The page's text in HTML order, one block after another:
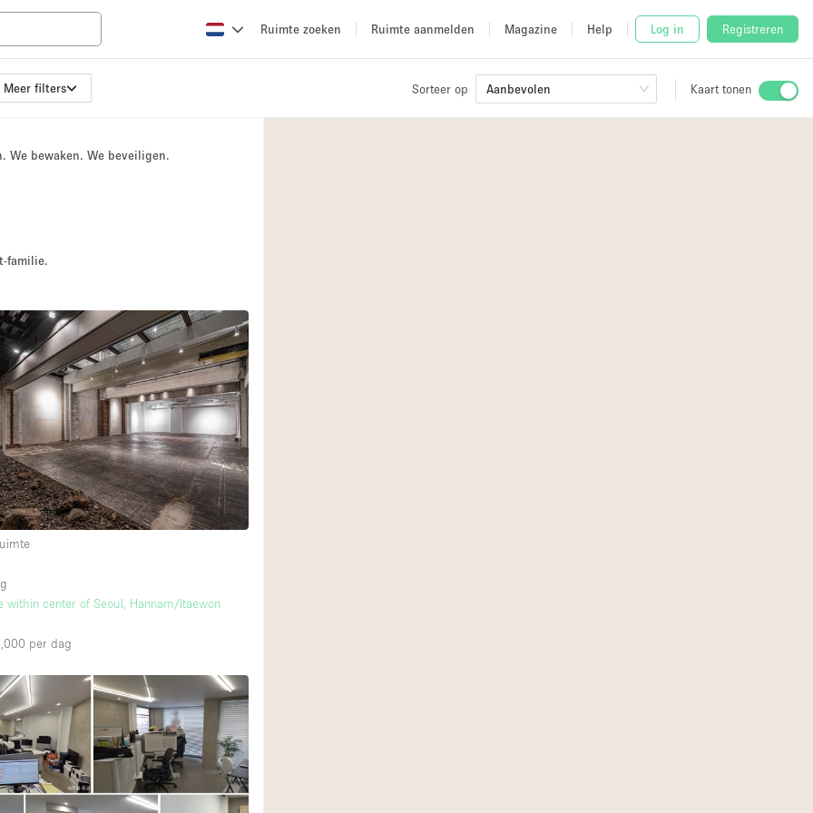
Ruimte zoeken Ruimte aanmelden Magazine Help Log in Registreren
Meer filters Sorteer op Aanbevolen Kaart tonen
We bewaken. We beveiligen.
familie.
within center of Seoul, Hannam/Itaewon
per dag